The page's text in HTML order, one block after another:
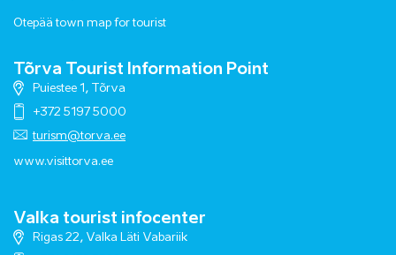
Otepää town map for tourist
Tõrva Tourist Information Point
Puiestee 1, Tõrva
+372 5197 5000
turism@torva.ee
www.visittorva.ee
Valka tourist infocenter
Rigas 22, Valka Läti Vabariik